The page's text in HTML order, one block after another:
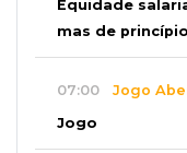
Equidade
mas de
07:00 Jogo
Jogo